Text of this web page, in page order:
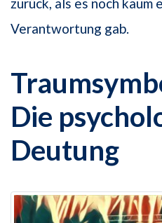
zurück, als es noch
Verantwortung gab.
Die
Deutung